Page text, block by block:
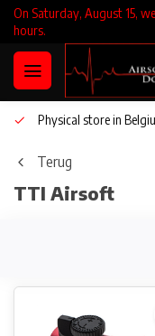
On Saturday, August 15,
hours.
Physical store in
Terug
TTI Airsoft